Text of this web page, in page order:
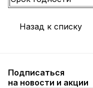
Назад к списку
Подписаться
на новости и акции